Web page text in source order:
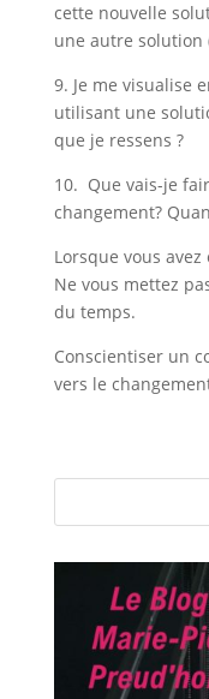
cette nouvelle
une autre solution
9. Je me visualise
utilisant une
que je ressens ?
10. Que vais-je
changement?
Lorsque vous
Ne vous mettez
du temps.
Conscientiser un
vers le